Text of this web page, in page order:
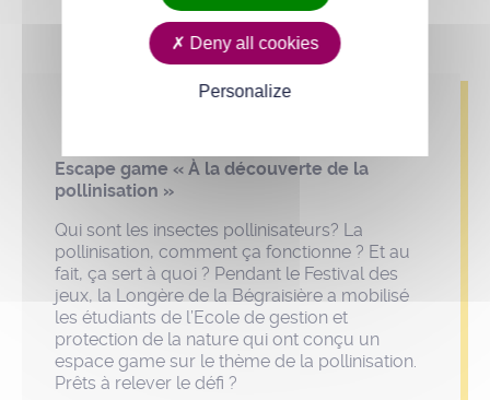
Escape game « À la découverte de la
pollinisation »
Qui sont les insectes pollinisateurs? La
pollinisation, comment ça fonctionne ? Et au
fait, ça sert à quoi ? Pendant le Festival des
jeux, la Longère de la Bégraisière a mobilisé
les étudiants de l’Ecole de gestion et
protection de la nature qui ont conçu un
espace game sur le thème de la pollinisation.
Prêts à relever le défi ?
Deny all cookies
Personalize